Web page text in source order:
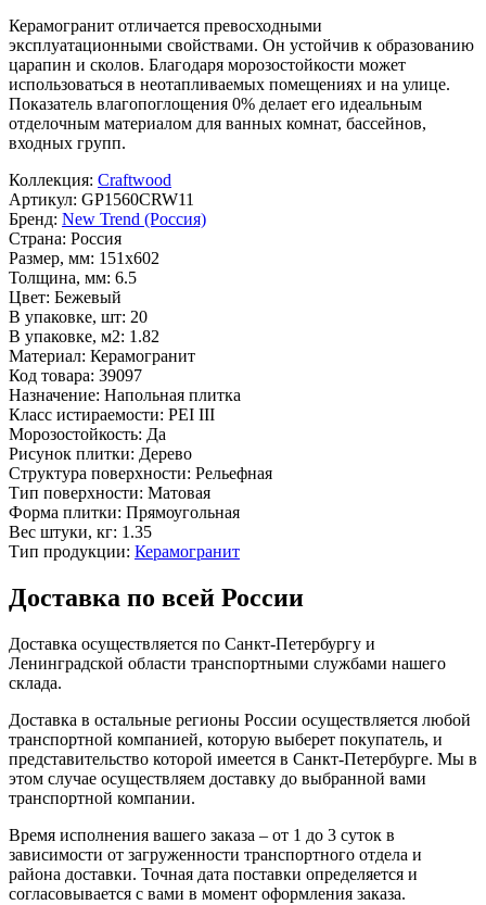
Керамогранит отличается превосходными
эксплуатационными свойствами. Он устойчив к образованию
царапин и сколов. Благодаря морозостойкости может
использоваться в неотапливаемых помещениях и на улице.
Показатель влагопоглощения 0% делает его идеальным
отделочным материалом для ванных комнат, бассейнов,
входных групп.
Коллекция: Craftwood
Артикул: GP1560CRW11
Бренд: New Trend (Россия)
Страна: Россия
Размер, мм: 151x602
Толщина, мм: 6.5
Цвет: Бежевый
В упаковке, шт: 20
В упаковке, м2: 1.82
Материал: Керамогранит
Код товара: 39097
Назначение: Напольная плитка
Класс истираемости: PEI III
Морозостойкость: Да
Рисунок плитки: Дерево
Структура поверхности: Рельефная
Тип поверхности: Матовая
Форма плитки: Прямоугольная
Вес штуки, кг: 1.35
Тип продукции: Керамогранит
Доставка по всей России
Доставка осуществляется по Санкт-Петербургу и
Ленинградской области транспортными службами нашего
склада.
Доставка в остальные регионы России осуществляется любой
транспортной компанией, которую выберет покупатель, и
представительство которой имеется в Санкт-Петербурге. Мы в
этом случае осуществляем доставку до выбранной вами
транспортной компании.
Время исполнения вашего заказа – от 1 до 3 суток в
зависимости от загруженности транспортного отдела и
района доставки. Точная дата поставки определяется и
согласовывается с вами в момент оформления заказа.